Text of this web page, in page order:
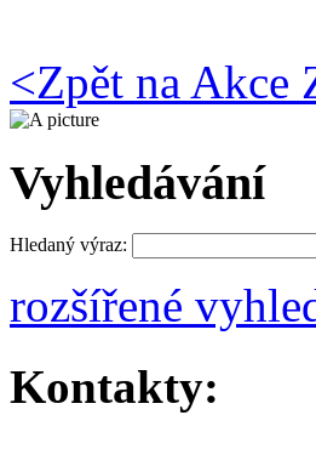
<Zpět na Akce
Vyhledávání
Hledaný výraz:
rozšířené
Kontakty: